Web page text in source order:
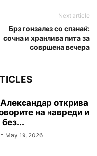
Next article
Брз гонзалез со спанаќ:
сочна и хранлива пита за
совршена вечера
открива
на навреди и
- May 19, 2026